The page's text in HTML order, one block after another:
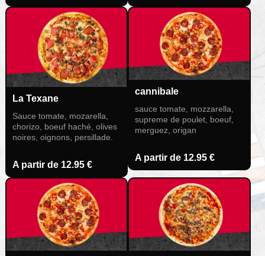
La Texane
Sauce tomate, mozarella,
chorizo, boeuf haché, olives
noires, oignons, persillade.
A partir de 12.95 €
cannibale
sauce tomate, mozzarella,
supreme de poulet, boeuf,
merguez, origan
A partir de 12.95 €